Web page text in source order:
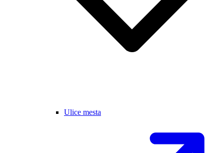
Ulice mesta